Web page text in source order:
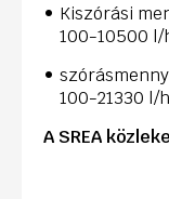
Kiszórási
100-10500
100-21330 l/
A SREA